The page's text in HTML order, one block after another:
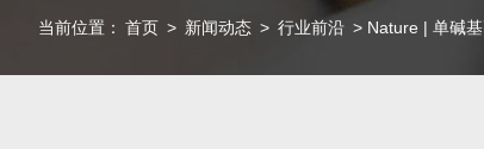
当前位置： 首页 > 新闻动态 > 行业前沿 > Nature | 单碱